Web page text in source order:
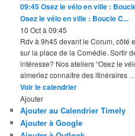
09:45Osez le vélo en ville :
Osez le vélo en ville : Boucle C...
10 Oct à 09:45
Rdv à 9h45 devant le Corum, côté
sur la place de la Comédie. Sortir
intéresse? Nos ateliers “Osez le
aimeriez connaître des itinéraires
Voir le calendrier
Ajouter
Ajouter au Calendrier Timely
Ajouter à Google